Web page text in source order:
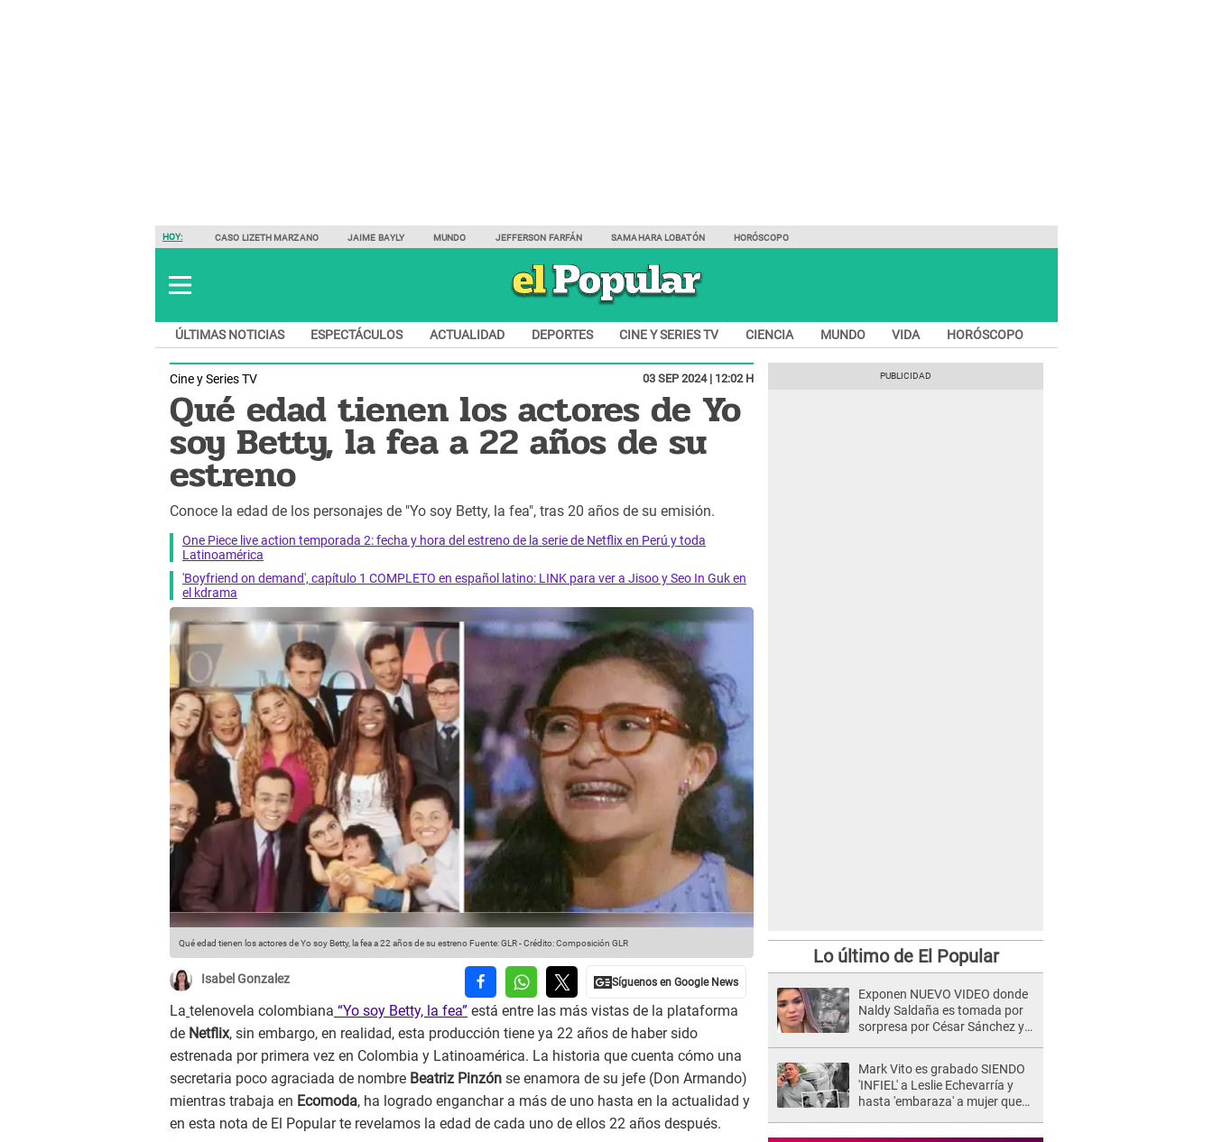
HOY: CASO LIZETH MARZANO JAIME BAYLY MUNDO JEFFERSON FARFÁN SAMAHARA LOBATÓN HORÓSCOPO
ÚLTIMAS NOTICIAS ESPECTÁCULOS ACTUALIDAD DEPORTES CINE Y SERIES TV CIENCIA MUNDO VIDA HORÓSCOPO
Cine y Series TV 03 SEP 2024 | 12:02 H
Qué edad tienen los actores de Yo
soy Betty, la fea a 22 años de su
estreno
Conoce la edad de los personajes de "Yo soy Betty, la fea", tras 20 años de su emisión.
One Piece live action temporada 2: fecha y hora del estreno de la serie de Netflix en Perú y toda
Latinoamérica
'Boyfriend on demand', capítulo 1 COMPLETO en español latino: LINK para ver a Jisoo y Seo In Guk en
el kdrama
Qué edad tienen los actores de Yo soy Betty, la fea a 22 años de su estreno Fuente: GLR-Crédito: Composición GLR
Isabel Gonzalez
La telenovela colombiana “Yo soy Betty, la fea” está entre las más vistas de la plataforma
de Netflix, sin embargo, en realidad, esta producción tiene ya 22 años de haber sido
estrenada por primera vez en Colombia y Latinoamérica. La historia que cuenta cómo una
secretaria poco agraciada de nombre Beatriz Pinzón se enamora de su jefe (Don Armando)
mientras trabaja en Ecomoda, ha logrado enganchar a más de uno hasta en la actualidad y
en esta nota de El Popular te revelamos la edad de cada uno de ellos 22 años después.
Lo último de El Popular
Exponen NUEVO VIDEO donde
Naldy Saldaña es tomada por
sorpresa por César Sánchez y
Mark Vito es grabado SIENDO
'INFIEL' a Leslie Echevarría y
hasta 'embaraza' a mujer que